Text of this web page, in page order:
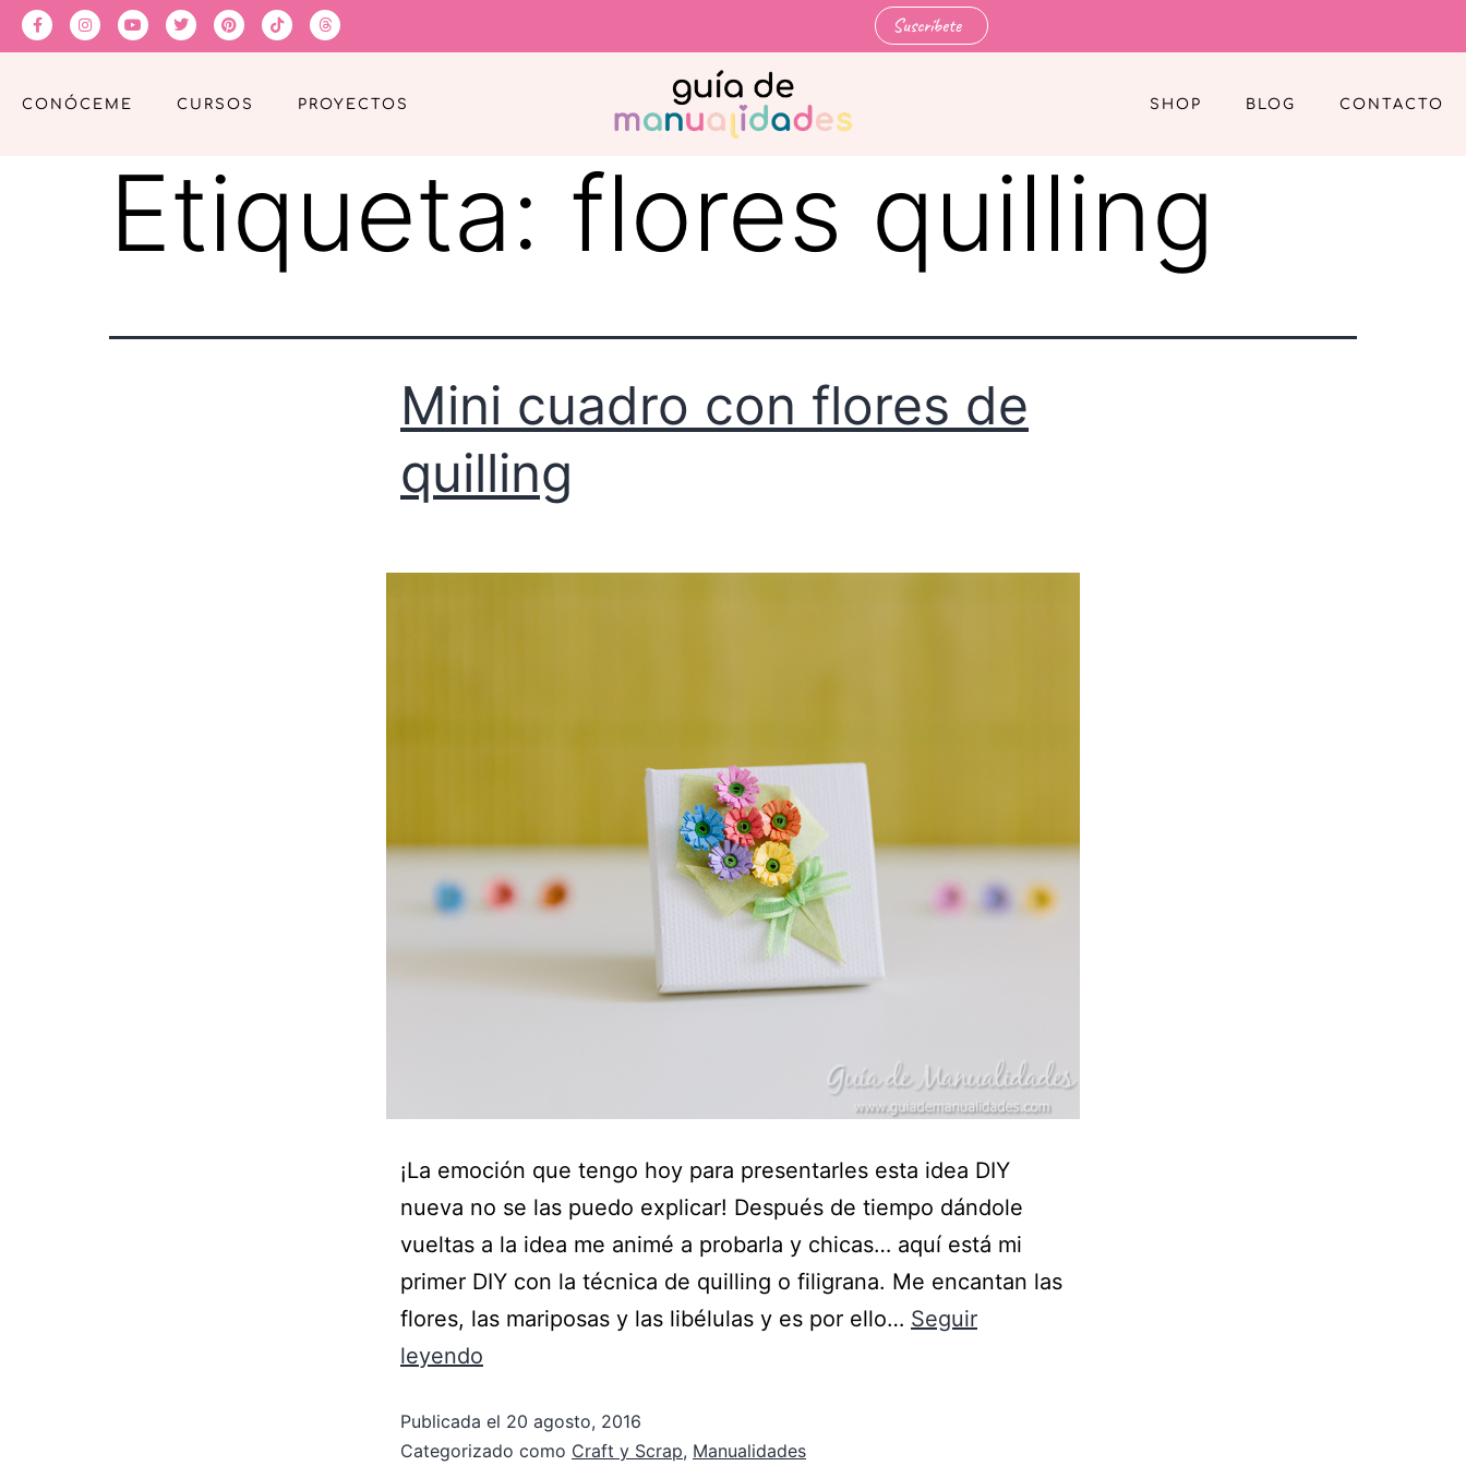
Suscríbete
CONÓCEME CURSOS PROYECTOS SHOP BLOG CONTACTO
Etiqueta: flores quilling
Mini cuadro con flores de
quilling
¡La emoción que tengo hoy para presentarles esta idea DIY
nueva no se las puedo explicar! Después de tiempo dándole
vueltas a la idea me animé a probarla y chicas… aquí está mi
primer DIY con la técnica de quilling o filigrana. Me encantan las
flores, las mariposas y las libélulas y es por ello… Seguir
leyendo
Publicada el 20 agosto, 2016
Categorizado como Craft y Scrap, Manualidades